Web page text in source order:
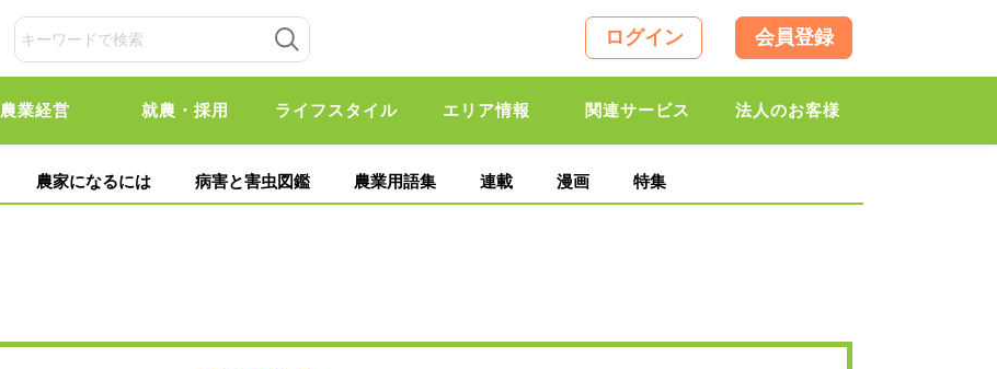
ログイン 会員登録
農業経営 就農・採用 ライフスタイル エリア情報 関連サービス 法人のお客様
農家になるには 病害と害虫図鑑 農業用語集 連載 漫画 特集